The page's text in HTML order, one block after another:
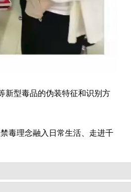
新型毒品的伪装特征和识别方
毒理念融入日常生活、走进千